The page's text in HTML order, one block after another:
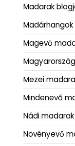
Madarak
Madárhangok
Magevő
Mezei
Mindenevő
Nádi madarak
Növényevő